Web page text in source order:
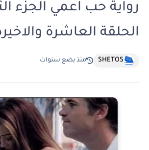
رواية حب اعمي الجزء
الحلقة العاشرة
SHETOS منذ بضع سنوات